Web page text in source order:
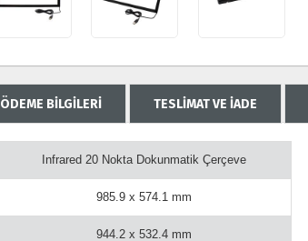
ÖDEME BİLGİLERİ TESLİMAT VE İADE
Infrared 20 Nokta Dokunmatik Çerçeve
985.9 x 574.1 mm
944.2 x 532.4 mm